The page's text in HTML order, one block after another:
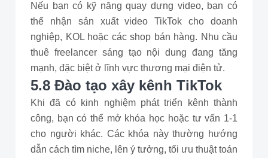
Nếu bạn có kỹ năng quay dựng video, bạn có
thể nhận sản xuất video TikTok cho doanh
nghiệp, KOL hoặc các shop bán hàng. Nhu cầu
thuê freelancer sáng tạo nội dung đang tăng
mạnh, đặc biệt ở lĩnh vực thương mại điện tử.
5.8 Đào tạo xây kênh TikTok
Khi đã có kinh nghiệm phát triển kênh thành
công, bạn có thể mở khóa học hoặc tư vấn 1-1
cho người khác. Các khóa này thường hướng
dẫn cách tìm niche, lên ý tưởng, tối ưu thuật toán